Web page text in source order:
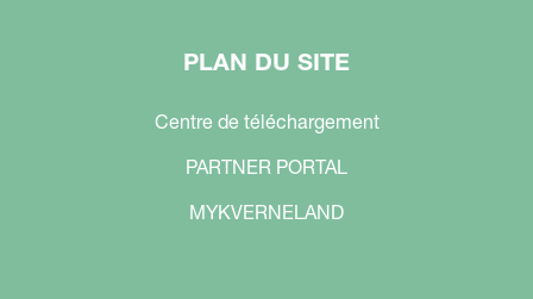
PLAN DU SITE
Centre de téléchargement
PARTNER PORTAL
MYKVERNELAND